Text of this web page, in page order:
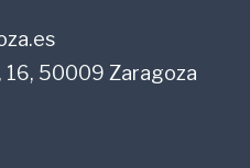
16, 50009 Zaragoza